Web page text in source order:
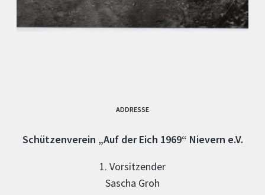
ADDRESSE
Schützenverein „Auf der Eich 1969“ Nievern e.V.
1. Vorsitzender
Sascha Groh